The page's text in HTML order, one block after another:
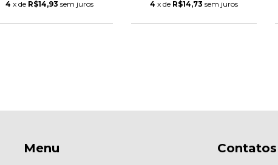
4 x de R$14,93 sem juros 4 x de R$14,73 sem juros
Menu Contatos